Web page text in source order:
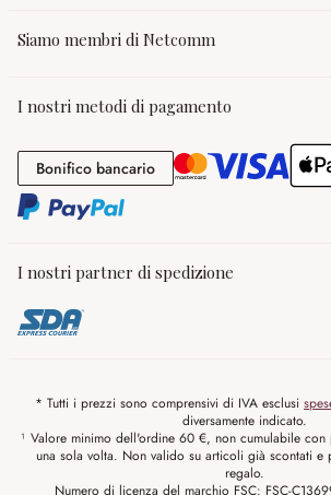
Siamo membri di Netcomm
I nostri metodi di pagamento
Bonifico bancarioBonifico bancario
I nostri partner di spedizione
* Tutti i prezzi sono comprensivi di IVA esclusi
diversamente indicato.
¹ Valore minimo dell'ordine 60 €, non cumulabile
una sola volta. Non valido su articoli già scontati e
regalo.
Numero di licenza del marchio FSC: FSC-